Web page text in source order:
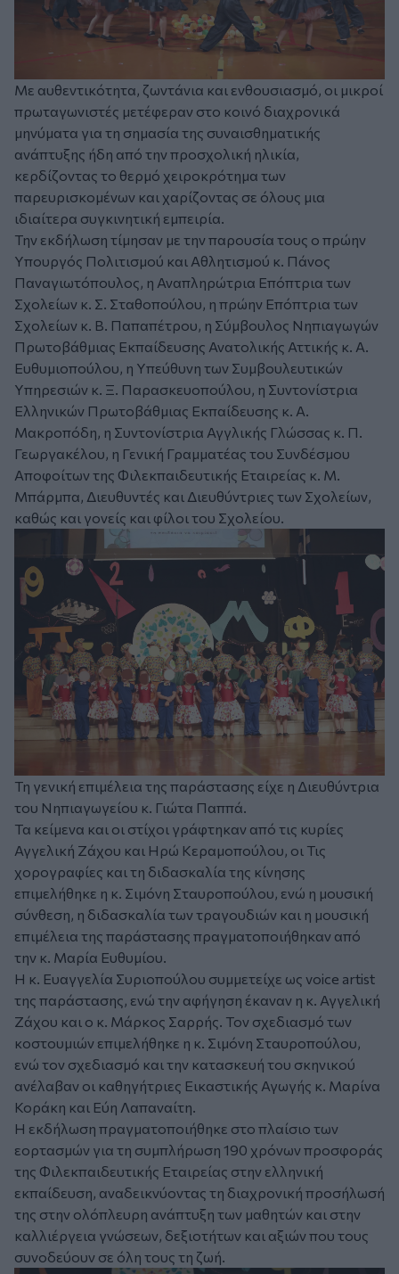
Με αυθεντικότητα, ζωντάνια και ενθουσιασμό, οι μικροί
πρωταγωνιστές μετέφεραν στο κοινό διαχρονικά
μηνύματα για τη σημασία της συναισθηματικής
ανάπτυξης ήδη από την προσχολική ηλικία,
κερδίζοντας το θερμό χειροκρότημα των
παρευρισκομένων και χαρίζοντας σε όλους μια
ιδιαίτερα συγκινητική εμπειρία.
Την εκδήλωση τίμησαν με την παρουσία τους ο πρώην
Υπουργός Πολιτισμού και Αθλητισμού κ. Πάνος
Παναγιωτόπουλος, η Αναπληρώτρια Επόπτρια των
Σχολείων κ. Σ. Σταθοπούλου, η πρώην Επόπτρια των
Σχολείων κ. Β. Παπαπέτρου, η Σύμβουλος Νηπιαγωγών
Πρωτοβάθμιας Εκπαίδευσης Ανατολικής Αττικής κ. Α.
Ευθυμιοπούλου, η Υπεύθυνη των Συμβουλευτικών
Υπηρεσιών κ. Ξ. Παρασκευοπούλου, η Συντονίστρια
Ελληνικών Πρωτοβάθμιας Εκπαίδευσης κ. Α.
Μακροπόδη, η Συντονίστρια Αγγλικής Γλώσσας κ. Π.
Γεωργακέλου, η Γενική Γραμματέας του Συνδέσμου
Αποφοίτων της Φιλεκπαιδευτικής Εταιρείας κ. Μ.
Μπάρμπα, Διευθυντές και Διευθύντριες των Σχολείων,
καθώς και γονείς και φίλοι του Σχολείου.
Τη γενική επιμέλεια της παράστασης είχε η Διευθύντρια
του Νηπιαγωγείου κ. Γιώτα Παππά.
Τα κείμενα και οι στίχοι γράφτηκαν από τις κυρίες
Αγγελική Ζάχου και Ηρώ Κεραμοπούλου, οι Τις
χορογραφίες και τη διδασκαλία της κίνησης
επιμελήθηκε η κ. Σιμόνη Σταυροπούλου, ενώ η μουσική
σύνθεση, η διδασκαλία των τραγουδιών και η μουσική
επιμέλεια της παράστασης πραγματοποιήθηκαν από
την κ. Μαρία Ευθυμίου.
Η κ. Ευαγγελία Συριοπούλου συμμετείχε ως voice artist
της παράστασης, ενώ την αφήγηση έκαναν η κ. Αγγελική
Ζάχου και ο κ. Μάρκος Σαρρής. Τον σχεδιασμό των
κοστουμιών επιμελήθηκε η κ. Σιμόνη Σταυροπούλου,
ενώ τον σχεδιασμό και την κατασκευή του σκηνικού
ανέλαβαν οι καθηγήτριες Εικαστικής Αγωγής κ. Μαρίνα
Κοράκη και Εύη Λαπαναίτη.
Η εκδήλωση πραγματοποιήθηκε στο πλαίσιο των
εορτασμών για τη συμπλήρωση 190 χρόνων προσφοράς
της Φιλεκπαιδευτικής Εταιρείας στην ελληνική
εκπαίδευση, αναδεικνύοντας τη διαχρονική προσήλωσή
της στην ολόπλευρη ανάπτυξη των μαθητών και στην
καλλιέργεια γνώσεων, δεξιοτήτων και αξιών που τους
συνοδεύουν σε όλη τους τη ζωή.